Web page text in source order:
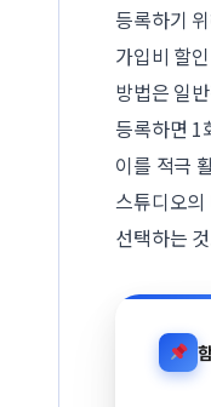
등록하기
가입비 할
방법은 일
등록하면 1
이를 적극
스튜디오
선택하는